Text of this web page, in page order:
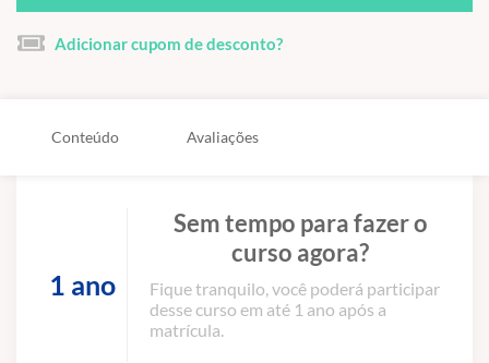
Adicionar cupom de desconto?
Conteúdo Avaliações
1 ano
Sem tempo para fazer o
curso agora?
Fique tranquilo, você poderá participar
desse curso em até 1 ano após a
matrícula.